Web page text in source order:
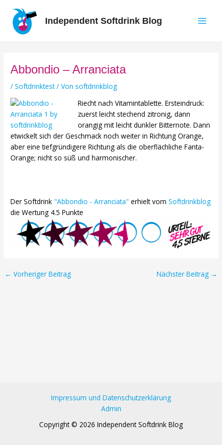
Inhalt
springen
Independent Softdrink Blog
Abbondio – Arranciata
/Softdrinktest/ Von softdrinkblog
Riecht nach Vitamintablette. Ersteindruck:
zuerst leicht stechend zitronig, dann
orangig mit leicht dunkler Bitternote. Dann
etwickelt sich der Geschmack noch weiter in Richtung Orange,
aber eine tiefgründigere Richtung als die oberflächliche Fanta-
Orange; nicht so süß und harmonischer.
Der Softdrink "Abbondio - Arranciata" erhielt vomSoftdrinkblog
die Wertung 4.5 Punkte
Post
← Vorheriger Beitrag Nächster Beitrag →
Impressum und Datenschutzerklärung
Admin
Copyright © 2026 Independent Softdrink Blog